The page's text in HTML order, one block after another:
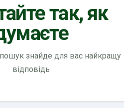
так, як
пошук знайде для вас найкращу
відповідь